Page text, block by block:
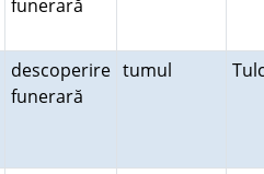
funerară
descoperire
funerară
tumul